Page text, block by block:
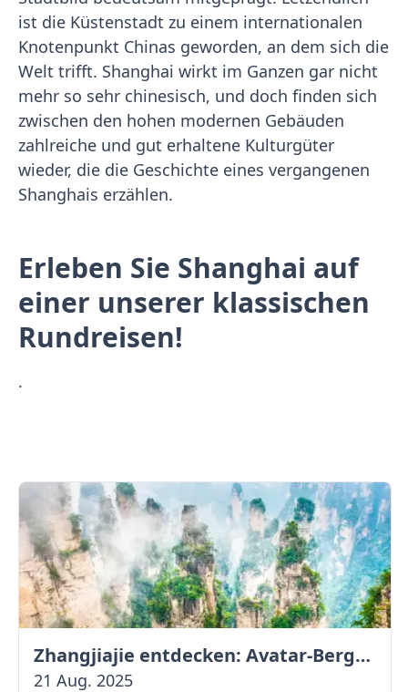
ist die Küstenstadt zu einem internationalen
Knotenpunkt Chinas geworden, an dem sich die
Welt trifft. Shanghai wirkt im Ganzen gar nicht
mehr so sehr chinesisch, und doch finden sich
zwischen den hohen modernen Gebäuden
zahlreiche und gut erhaltene Kulturgüter
wieder, die die Geschichte eines vergangenen
Shanghais erzählen.
Erleben Sie Shanghai auf
einer unserer klassischen
Rundreisen!
.
Zhangjiajie entdecken: Avatar-Berge & Altstadt von Fenghuang
21 Aug. 2025